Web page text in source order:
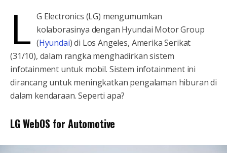
L G Electronics (LG) mengumumkan
kolaborasinya dengan Hyundai Motor Group
(Hyundai) di Los Angeles, Amerika Serikat
(31/10), dalam rangka menghadirkan sistem
infotainment untuk mobil. Sistem infotainment ini
dirancang untuk meningkatkan pengalaman hiburan di
dalam kendaraan. Seperti apa?
LG WebOS for Automotive